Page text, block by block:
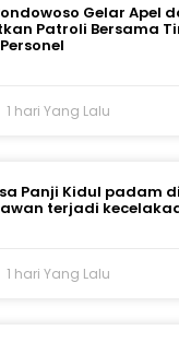
Gelar Apel
Patroli Bersama
1 hari Yang Lalu
Panji Kidul padam
terjadi
1 hari Yang Lalu